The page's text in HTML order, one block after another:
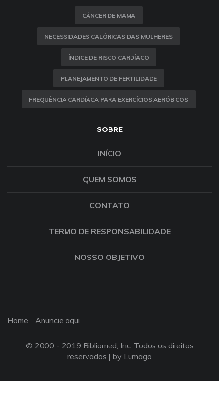
CÂNCER DE MAMA
NECESSIDADES CALÓRICAS DAS MULHERES
ÍNDICE DE RISCO CARDÍACO
PLANEJAMENTO DE FERTILIDADE
FREQUÊNCIA CARDÍACA PARA EXERCÍCIOS AERÓBICOS
SOBRE
INÍCIO
QUEM SOMOS
CONTATO
TERMO DE RESPONSABILIDADE
NOSSO OBJETIVO
Home Anuncie aqui
© 2000 - 2019 Bibliomed, Inc. Todos os direitos
reservados | by Lumago